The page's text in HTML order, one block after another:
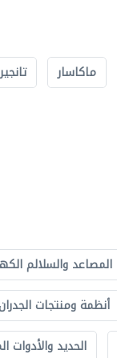
ماكاسار
المصاعد والسلالم
أنظمة ومنتجات
الحديد والأدوات